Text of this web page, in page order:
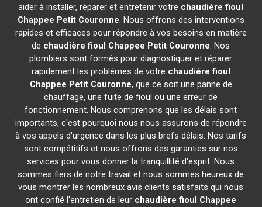
aider à installer, réparer et entretenir votre chaudière fioul
Chappee Petit Couronne. Nous offrons des interventions
rapides et efficaces pour répondre à vos besoins en matière
de chaudière fioul Chappee Petit Couronne. Nos
plombiers sont formés pour diagnostiquer et réparer
rapidement les problèmes de votre chaudière fioul
Chappee Petit Couronne, que ce soit une panne de
chauffage, une fuite de fioul ou une erreur de
fonctionnement. Nous comprenons que les délais sont
importants, c'est pourquoi nous nous assurons de répondre
à vos appels d'urgence dans les plus brefs délais. Nos tarifs
sont compétitifs et nous offrons des garanties sur nos
services pour vous donner la tranquillité d'esprit. Nous
sommes fiers de notre travail et nous sommes heureux de
vous montrer les nombreux avis clients satisfaits qui nous
ont confié l'entretien de leur chaudière fioul Chappee